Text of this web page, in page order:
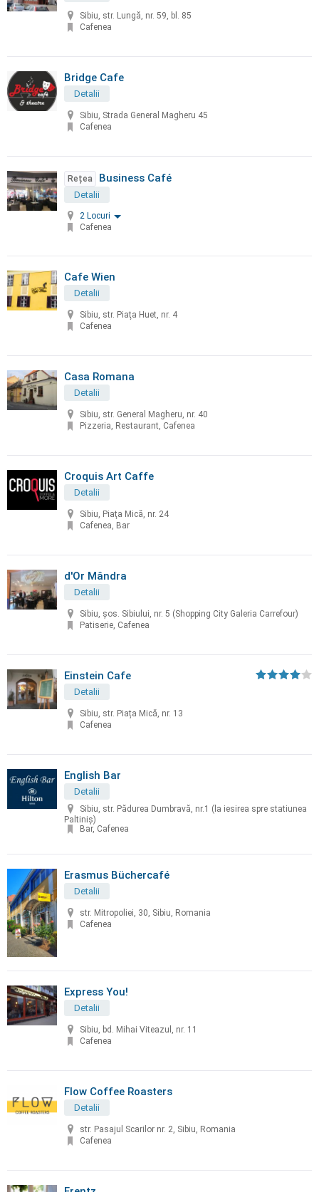
Sibiu, str. Lungă, nr. 59, bl. 85
Cafenea
Bridge Cafe
Detalii
Sibiu, Strada General Magheru 45
Cafenea
Rețea Business Café
Detalii
2 Locuri
Cafenea
Cafe Wien
Detalii
Sibiu, str. Piaţa Huet, nr. 4
Cafenea
Casa Romana
Detalii
Sibiu, str. General Magheru, nr. 40
Pizzeria, Restaurant, Cafenea
Croquis Art Caffe
Detalii
Sibiu, Piaţa Mică, nr. 24
Cafenea, Bar
d'Or Mândra
Detalii
Sibiu, șos. Sibiului, nr. 5 (Shopping City Galeria Carrefour)
Patiserie, Cafenea
Einstein Cafe
Detalii
Sibiu, str. Piața Mică, nr. 13
Cafenea
English Bar
Detalii
Sibiu, str. Pădurea Dumbravă, nr.1 (la iesirea spre statiunea
Paltiniș)
Bar, Cafenea
Erasmus Büchercafé
Detalii
str. Mitropoliei, 30, Sibiu, Romania
Cafenea
Express You!
Detalii
Sibiu, bd. Mihai Viteazul, nr. 11
Cafenea
Flow Coffee Roasters
Detalii
str. Pasajul Scarilor nr. 2, Sibiu, Romania
Cafenea